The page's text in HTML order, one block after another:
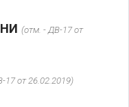
(отм. - ДВ-17 от
17 от 26.02.2019)